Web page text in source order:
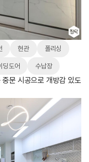
현관 폴리싱
딩도어 수납장
문 시공으로 개방감 있도